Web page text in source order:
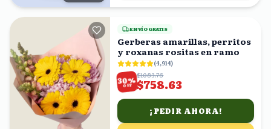
ENVÍO GRATIS
Gerberas amarillas, perritos
y roxanas rositas en ramo
(4,914)
30%
OFF
$1083.76
$758.63
¡PEDIR AHORA!